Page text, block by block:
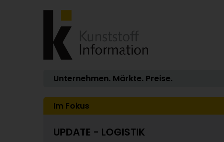
Unternehmen. Märkte. Preise.
Im Fokus
UPDATE - LOGISTIK